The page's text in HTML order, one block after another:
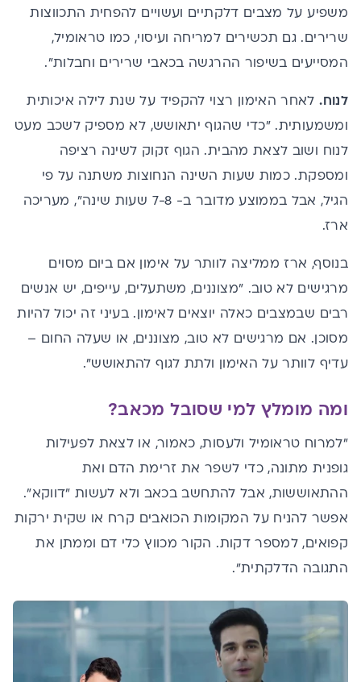
משפיע על מצבים דלקתיים ועשויים להפחית התכווצות
שרירים. גם תכשירים למריחה ועיסוי, כמו טראומיל,
המסייעים בשיפור ההרגשה בכאבי שרירים וחבלות".
לנוח.לאחר האימון רצוי להקפיד על שנת לילה איכותית
ומשמעותית. "כדי שהגוף יתאושש, לא מספיק לשכב מעט
לנוח ושוב לצאת מהבית. הגוף זקוק לשינה רציפה
ומספקת. כמות שעות השינה הנחוצות משתנה על פי
הגיל, אבל בממוצע מדובר ב- 7-8 שעות שינה", מעריכה
ארז.
בנוסף, ארז ממליצה לוותר על אימון אם ביום מסוים
מרגישים לא טוב. "מצוננים, משתעלים, עייפים, יש אנשים
רבים שבמצבים כאלה יוצאים לאימון. בעיני זה יכול להיות
מסוכן. אם מרגישים לא טוב, מצוננים, או שעלה החום –
עדיף לוותר על האימון ולתת לגוף להתאושש".
ומה מומלץ למי שסובל מכאב?
"למרוח טראומיל ולעסות, כאמור, או לצאת לפעילות
גופנית מתונה, כדי לשפר את זרימת הדם ואת
ההתאוששות, אבל להתחשב בכאב ולא לעשות "דווקא".
אפשר להניח על המקומות הכואבים קרח או שקית ירקות
קפואים, למספר דקות. הקור מכווץ כלי דם וממתן את
התגובה הדלקתית".